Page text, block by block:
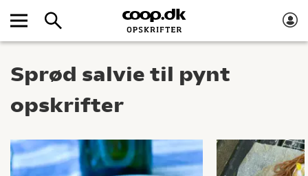
Sprød salvie til pynt
opskrifter